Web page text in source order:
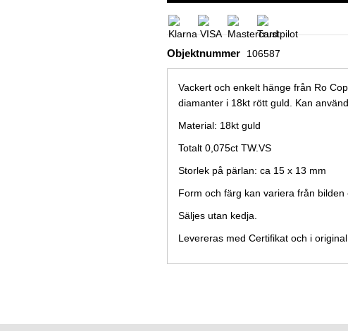
Objektnummer 106587
Vackert och enkelt hänge från Ro
diamanter i 18kt rött guld. Kan
Material: 18kt guld
Totalt 0,075ct TW.VS
Storlek på pärlan: ca 15 x 13 mm
Form och färg kan variera från
Säljes utan kedja.
Levereras med Certifikat och i